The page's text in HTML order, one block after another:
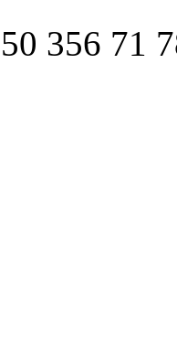
356 71